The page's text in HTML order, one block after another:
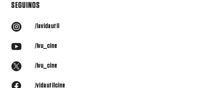
SEGUINOS
 /lavidautil
 /lvu_cine
 /lvu_cine
 /vidautilcine